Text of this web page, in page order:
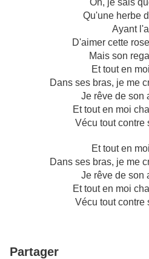
Qu'une herbe
Ayant
D'aimer cette
Mais son
Et tout en
Dans ses bras, je me
Je rêve de son
Et tout en moi
Vécu tout contre
Et tout en
Dans ses bras, je me
Je rêve de son
Et tout en moi
Vécu tout contre
Partager